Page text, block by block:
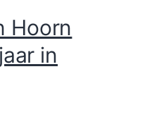
Hoorn
in